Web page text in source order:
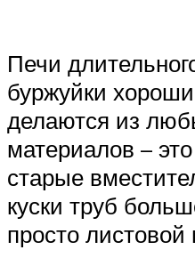
Печи
буржуйки
делаются из
материалов –
старые
куски труб
просто